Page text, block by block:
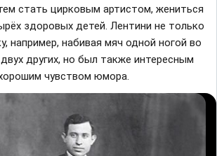
стать цирковым артистом, жениться
здоровых детей. Лентини не только
например, набивая мяч одной ногой во
других, но был также интересным
чувством юмора.